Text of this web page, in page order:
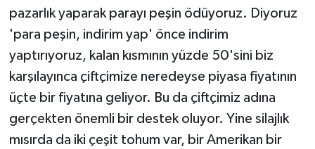
pazarlık yaparak parayı peşin ödüyoruz. Diyoruz
'para peşin, indirim yap' önce indirim
yaptırıyoruz, kalan kısmının yüzde 50'sini biz
karşılayınca çiftçimize neredeyse piyasa fiyatının
üçte bir fiyatına geliyor. Bu da çiftçimiz adına
gerçekten önemli bir destek oluyor. Yine silajlık
mısırda da iki çeşit tohum var, bir Amerikan bir